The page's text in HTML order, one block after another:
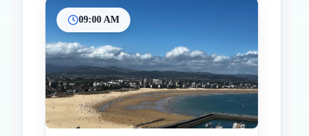
InicioParadas intermedias
Final
09:00 AM